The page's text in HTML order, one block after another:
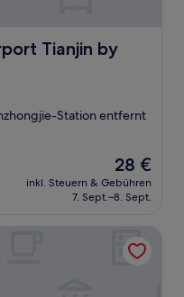
Tianjin by
by IHG
Station entfernt
Der
Preis
beträgt
28 €
inkl. Steuern & Gebühren
7. Sept.–8. Sept.